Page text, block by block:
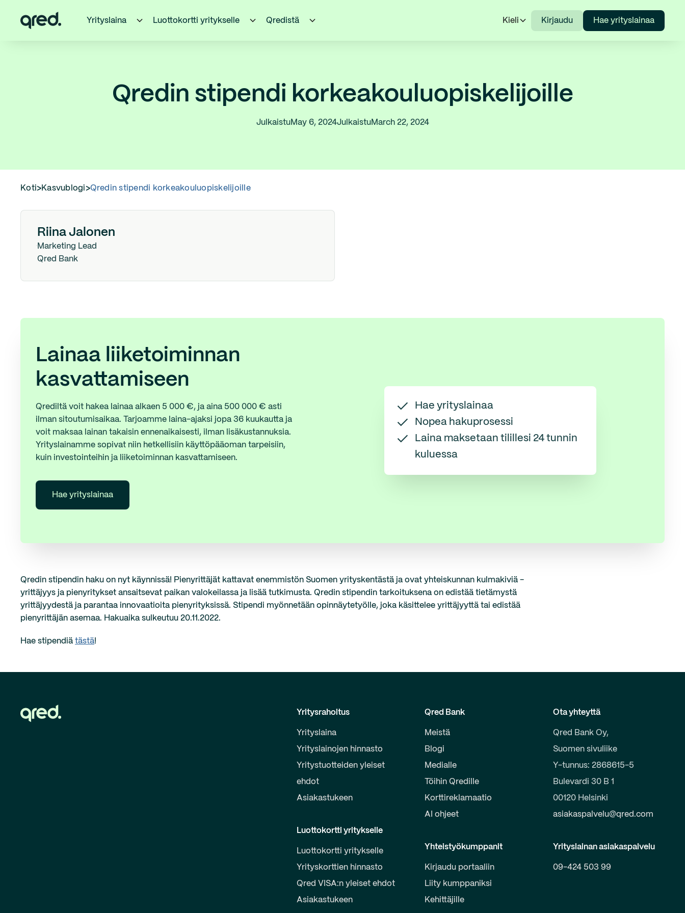
Yrityslaina Luottokortti yritykselle Qredistä Kieli Kirjaudu Hae yrityslainaa
Qredin stipendi korkeakouluopiskelijoille
JulkaistuMay 6, 2024JulkaistuMarch 22, 2024
Koti>Kasvublogi>Qredin stipendi korkeakouluopiskelijoille
Riina Jalonen
Marketing Lead
Qred Bank
Lainaa liiketoiminnan
kasvattamiseen
Qrediltä voit hakea lainaa alkaen 5 000 €, ja aina 500 000 € asti
ilman sitoutumisaikaa. Tarjoamme laina-ajaksi jopa 36 kuukautta ja
voit maksaa lainan takaisin ennenaikaisesti, ilman lisäkustannuksia.
Yrityslainamme sopivat niin hetkellisiin käyttöpääoman tarpeisiin,
kuin investointeihin ja liiketoiminnan kasvattamiseen.
Hae yrityslainaa
Hae yrityslainaa
Nopea hakuprosessi
Laina maksetaan tilillesi 24 tunnin
kuluessa
Qredin stipendin haku on nyt käynnissä! Pienyrittäjät kattavat enemmistön Suomen yrityskentästä ja ovat yhteiskunnan kulmakiviä -
yrittäjyys ja pienyritykset ansaitsevat paikan valokeilassa ja lisää tutkimusta. Qredin stipendin tarkoituksena on edistää tietämystä
yrittäjyydestä ja parantaa innovaatioita pienyrityksissä. Stipendi myönnetään opinnäytetyölle, joka käsittelee yrittäjyyttä tai edistää
pienyrittäjän asemaa. Hakuaika sulkeutuu 20.11.2022.
Hae stipendiä tästä!
Yritysrahoitus
Yrityslaina
Yrityslainojen hinnasto
Yritystuotteiden yleiset
ehdot
Asiakastukeen
Luottokortti yritykselle
Luottokortti yritykselle
Yrityskorttien hinnasto
Qred VISA:n yleiset ehdot
Asiakastukeen
Qred Bank
Meistä
Blogi
Medialle
Töihin Qredille
Korttireklamaatio
AI ohjeet
Yhteistyökumppanit
Kirjaudu portaaliin
Liity kumppaniksi
Kehittäjille
Ota yhteyttä
Qred Bank Oy,
Suomen sivuliike
Y-tunnus: 2868615-5
Bulevardi 30 B 1
00120 Helsinki
asiakaspalvelu@qred.com
Yrityslainan asiakaspalvelu
09-424 503 99